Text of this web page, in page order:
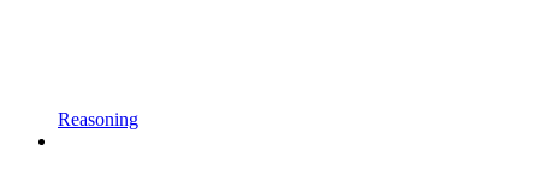
Reasoning